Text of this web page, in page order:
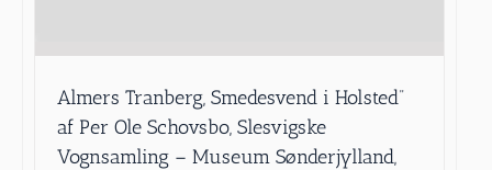
Almers Tranberg, Smedesvend i Holsted”
af Per Ole Schovsbo, Slesvigske
Vognsamling – Museum Sønderjylland,